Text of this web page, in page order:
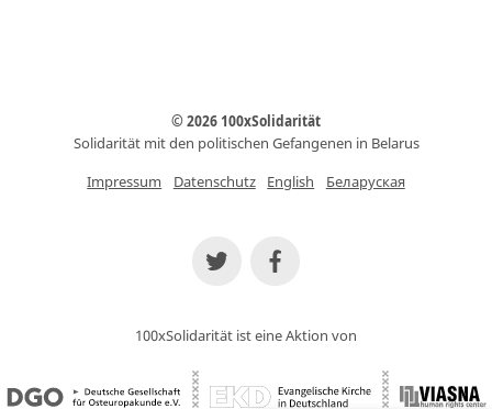
© 2026 100xSolidarität
Solidarität mit den politischen Gefangenen in Belarus
Impressum
Datenschutz English Беларуская
100xSolidarität ist eine Aktion von